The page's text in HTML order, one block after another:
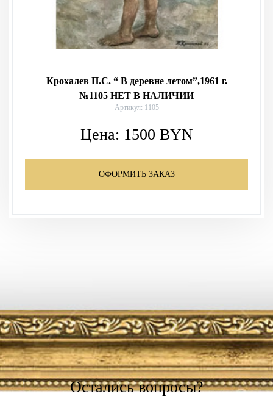
Крохалев П.С. “ В деревне летом”,1961 г.
№1105 НЕТ В НАЛИЧИИ
Артикул: 1105
Цена: 1500 BYN
ОФОРМИТЬ ЗАКАЗ
Остались вопросы?